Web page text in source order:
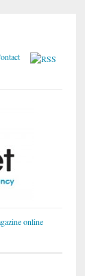
online